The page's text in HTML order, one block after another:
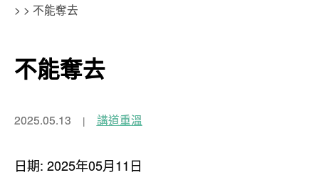
> > 不能奪去
不能奪去
2025.05.13 講道重溫
日期: 2025年05月11日